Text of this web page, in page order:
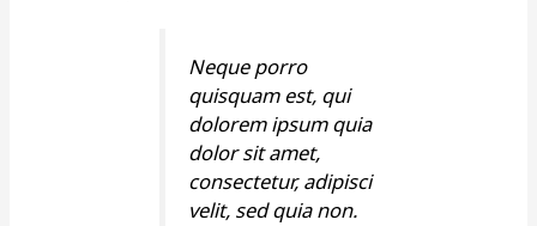
Neque porro
quisquam est, qui
dolorem ipsum quia
dolor sit amet,
consectetur, adipisci
velit, sed quia non.